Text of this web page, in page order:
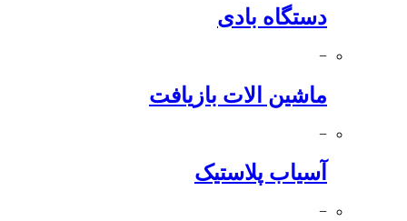
دستگاه بادی
−
ماشین الات بازیافت
−
آسیاب پلاستیک
−